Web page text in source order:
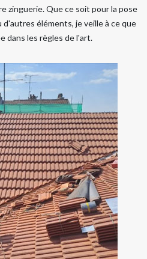
zinguerie. Que ce soit pour la pose
éléments, je veille à ce que
dans les règles de l'art.